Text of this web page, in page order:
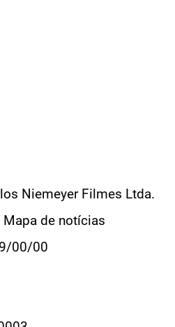
Niemeyer Filmes Ltda.
Mapa de notícias
00/00